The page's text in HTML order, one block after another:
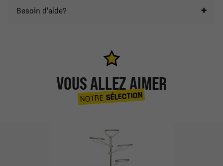
Besoin d'aide?
VOUS ALLEZ AIMER
NOTRESÉLECTION